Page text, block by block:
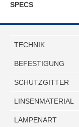
SPECS
TECHNIK
BEFESTIGUNG
SCHUTZGITTER
LINSENMATERIAL
LAMPENART